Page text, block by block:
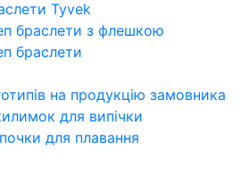
Tyvek
браслети з флешкою
браслети
на продукцію замовника
для випічки
для плавання